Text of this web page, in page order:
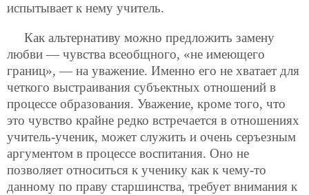
испытывает к нему учитель.
Как альтернативу можно предложить замену
любви — чувства всеобщного, «не имеющего
границ», — на уважение. Именно его не хватает для
четкого выстраивания субъектных отношений в
процессе образования. Уважение, кроме того, что
это чувство крайне редко встречается в отношениях
учитель-ученик, может служить и очень серъезным
аргументом в процессе воспитания. Оно не
позволяет относиться к ученику как к чему-то
данному по праву старшинства, требует внимания к